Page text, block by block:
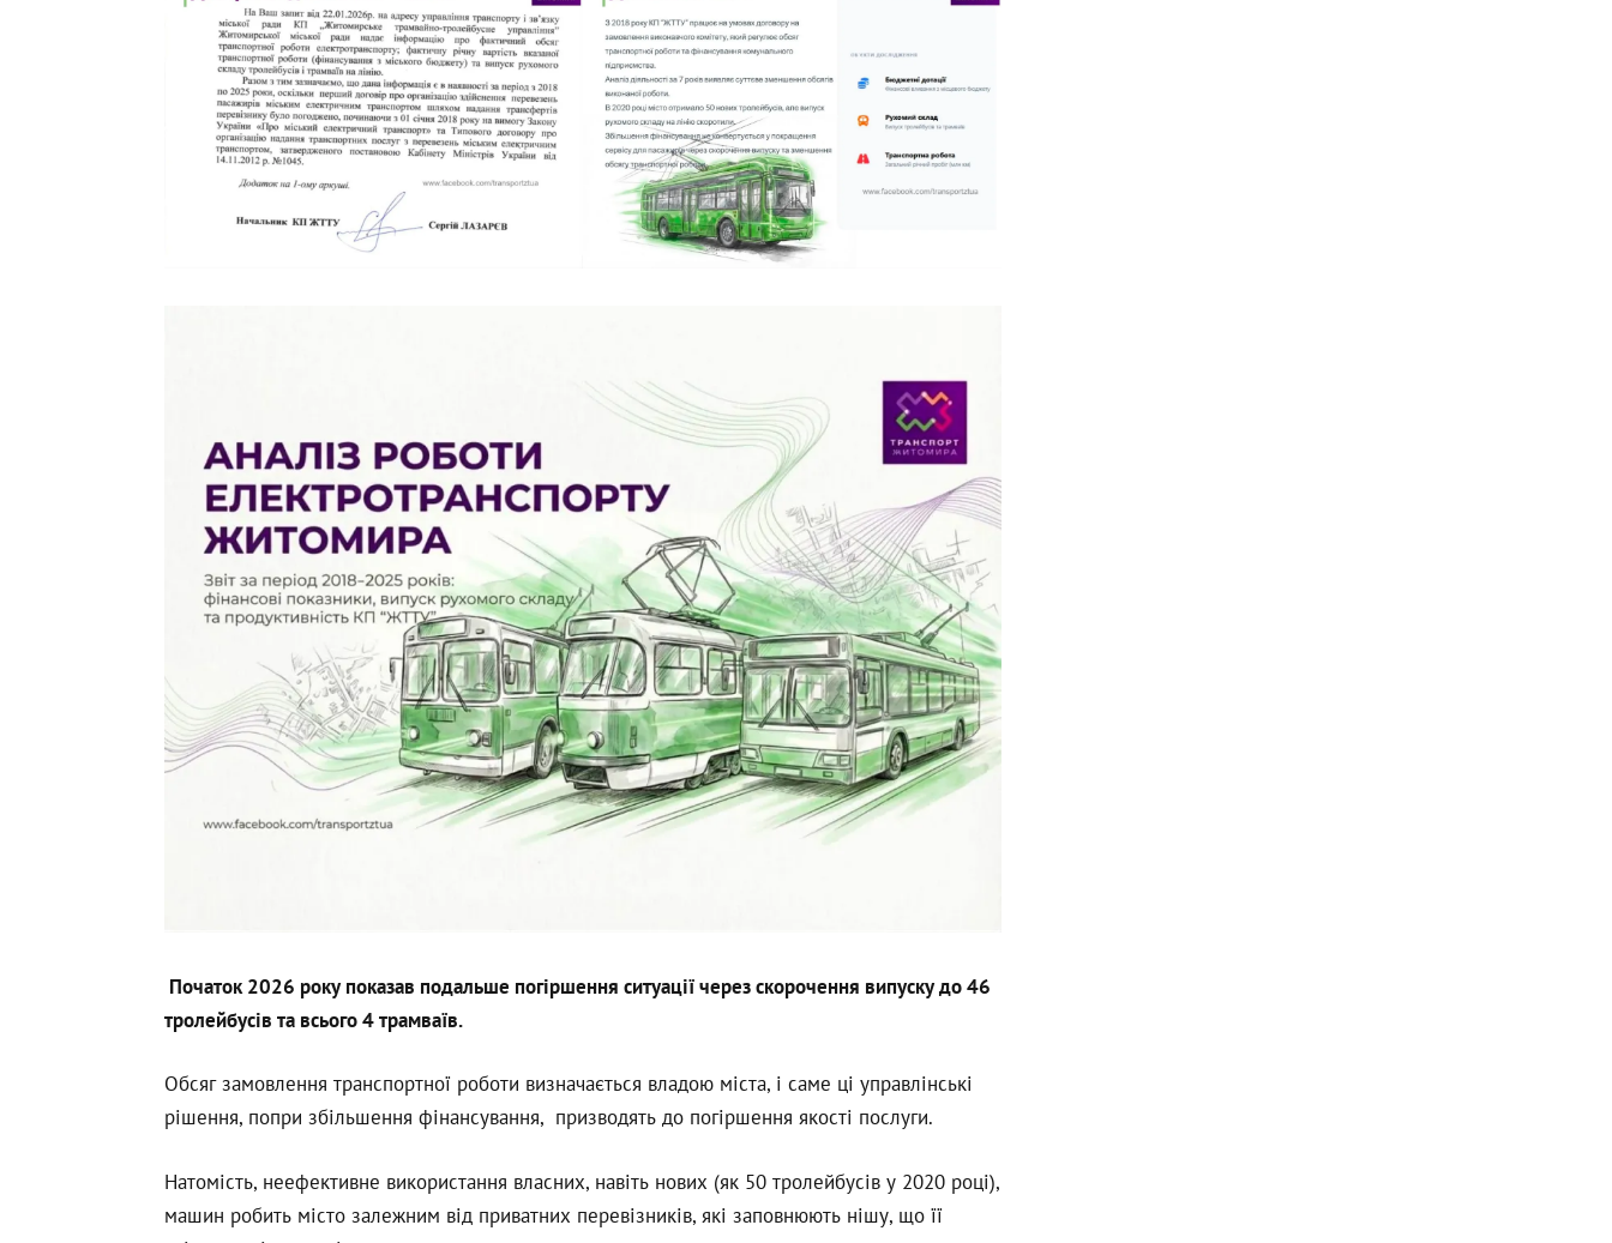
Початок 2026 року показав подальше погіршення ситуації через скорочення випуску до 46
тролейбусів та всього 4 трамваїв.
Обсяг замовлення транспортної роботи визначається владою міста, і саме ці управлінські
рішення, попри збільшення фінансування, призводять до погіршення якості послуги.
Натомість, неефективне використання власних, навіть нових (як 50 тролейбусів у 2020 році),
машин робить місто залежним від приватних перевізників, які заповнюють нішу, що її